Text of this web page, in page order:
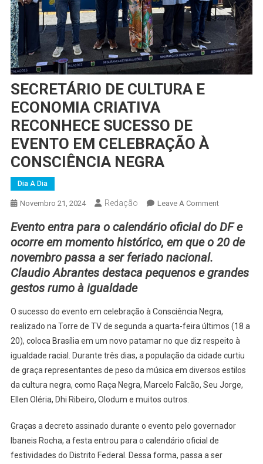
SECRETÁRIO DE CULTURA E
ECONOMIA CRIATIVA
RECONHECE SUCESSO DE
EVENTO EM CELEBRAÇÃO À
CONSCIÊNCIA NEGRA
Dia A Dia
Novembro 21, 2024 Redação Leave A CommentOn
DE
CULTURA
ECONOMIA
SUCESSO
DE
EVENTO
Evento entra para o calendário oficial do DF e
ocorre em momento histórico, em que o 20 de
novembro passa a ser feriado nacional.
Claudio Abrantes destaca pequenos e grandes
gestos rumo à igualdade
O sucesso do evento em celebração à Consciência Negra,
realizado na Torre de TV de segunda a quarta-feira últimos (18 a
20), coloca Brasília em um novo patamar no que diz respeito à
igualdade racial. Durante três dias, a população da cidade curtiu
de graça representantes de peso da música em diversos estilos
da cultura negra, como Raça Negra, Marcelo Falcão, Seu Jorge,
Ellen Oléria, Dhi Ribeiro, Olodum e muitos outros.
Graças a decreto assinado durante o evento pelo governador
Ibaneis Rocha, a festa entrou para o calendário oficial de
festividades do Distrito Federal. Dessa forma, passa a ser